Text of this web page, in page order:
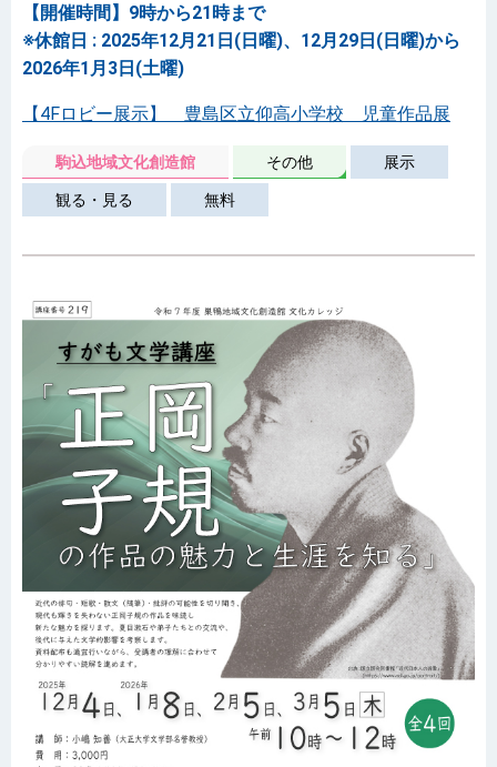
【開催時間】9時から21時まで
※休館日 : 2025年12月21日(日曜)、12月29日(日曜)から
2026年1月3日(土曜)
【4Fロビー展示】 豊島区立仰高小学校 児童作品展
駒込地域文化創造館 その他 展示
観る・見る 無料